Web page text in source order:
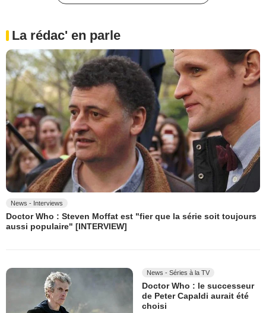
La rédac' en parle
News - Interviews
Doctor Who : Steven Moffat est "fier que la série soit toujours
aussi populaire" [INTERVIEW]
News - Séries à la TV
Doctor Who : le successeur
de Peter Capaldi aurait été
choisi